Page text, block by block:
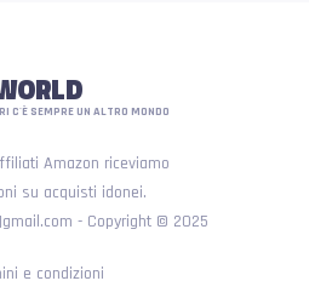
C'È SEMPRE UN ALTRO MONDO
Amazon riceviamo
su acquisti idonei.
- Copyright © 2025
e condizioni